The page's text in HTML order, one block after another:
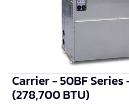
Carrier - 50BF Series
(278,700 BTU)